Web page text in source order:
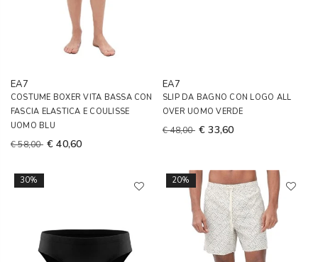
EA7
COSTUME BOXER VITA BASSA CON
FASCIA ELASTICA E COULISSE
UOMO BLU
€ 58,00 € 40,60
EA7
SLIP DA BAGNO CON LOGO ALL
OVER UOMO VERDE
€ 48,00 € 33,60
30% 20%